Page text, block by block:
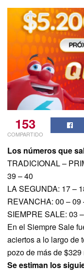
153
COMPARTIDO
Los números que
TRADICIONAL –
39 – 40
LA SEGUNDA: 17 –
REVANCHA: 00 –
SIEMPRE SALE: 03
En el Siempre Sale
aciertos a lo largo de
pozo de más de
Se estiman los